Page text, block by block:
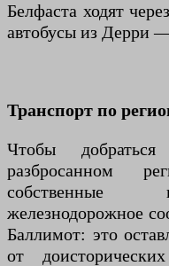
Белфаста ходят
автобусы из Дерри
Транспорт по
Чтобы
разбросанном
собственные
железнодорожное
Баллимот: это
от